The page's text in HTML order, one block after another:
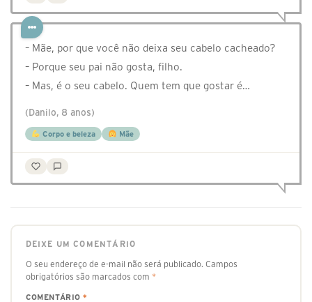
– Mãe, por que você não deixa seu cabelo cacheado?
– Porque seu pai não gosta, filho.
– Mas, é o seu cabelo. Quem tem que gostar é…
(Danilo, 8 anos)
Corpo e beleza Mãe
DEIXE UM COMENTÁRIO
O seu endereço de e-mail não será publicado. Campos
obrigatórios são marcados com *
COMENTÁRIO *